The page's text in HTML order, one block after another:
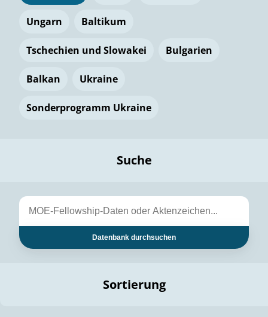
Ungarn Baltikum
Tschechien und Slowakei Bulgarien
Balkan Ukraine
Sonderprogramm Ukraine
Suche
Datenbank durchsuchen
Sortierung